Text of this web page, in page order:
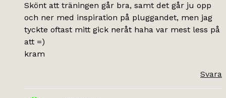
Skönt att träningen går bra, samt det går ju opp
och ner med inspiration på pluggandet, men jag
tyckte oftast mitt gick neråt haha var mest less på
att =)
kram
Svara